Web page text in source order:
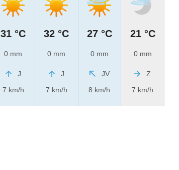
31 °C
0 mm
J
7 km/h
32 °C
0 mm
J
7 km/h
27 °C
0 mm
JV
8 km/h
21 °C
0 mm
Z
7 km/h